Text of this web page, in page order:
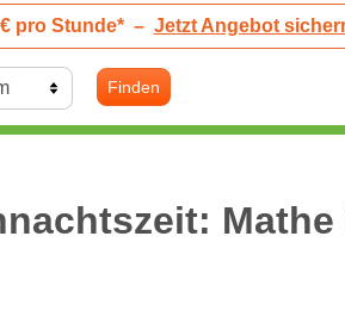
pro Stunde* – Jetzt Angebot
Finden
Mathe